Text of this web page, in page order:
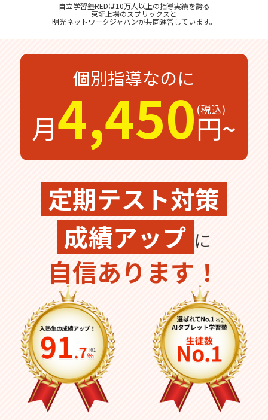
無料体験の
お問合わせは
自立学習塾REDは10万人以上の指導実績を誇る
東証上場のスプリックス と
明光ネットワークジャパンが共同運営しています。
個別指導なのに
月4,450円~
定期テスト対策
成績アップ に
自信あります！